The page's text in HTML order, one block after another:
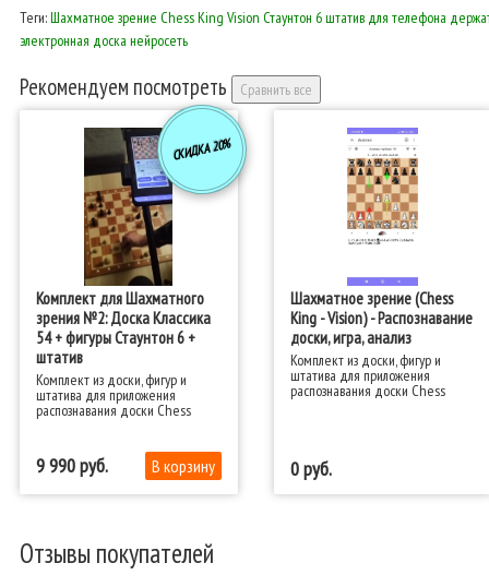
Теги:Шахматное зрение Chess King Vision Стаунтон 6штатив для телефона
электронная доска нейросеть
Рекомендуем посмотреть
СКИДКА 20%
Комплект для Шахматного
зрения №2: Доска Классика
54 + фигуры Стаунтон 6 +
штатив
Комплект из доски, фигур и
штатива для приложения
распознавания доски Chess
King - Vision. Обеспечит
распознавании.
9 990
Шахматное зрение (Chess
King - Vision) - Распознавание
доски, игра, анализ
Комплект из доски, фигур и
штатива для приложения
распознавания доски Chess
King - Vision. Обеспечит
0
Отзывы покупателей